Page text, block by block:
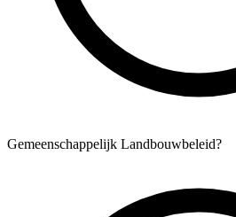
Gemeenschappelijk Landbouwbeleid?